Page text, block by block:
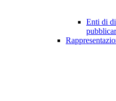
Enti di